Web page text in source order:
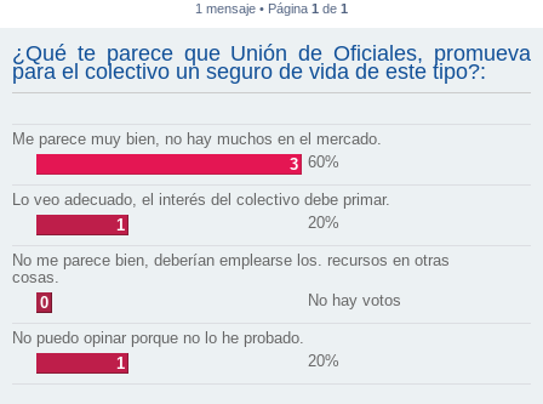
1 mensaje • Página 1 de 1
¿Qué te parece que Unión de Oficiales, promueva
para el colectivo un seguro de vida de este tipo?:
Me parece muy bien, no hay muchos en el mercado.
3 60%
Lo veo adecuado, el interés del colectivo debe primar.
1
20%
No me parece bien, deberían emplearse los. recursos en otras
cosas.
0
No hay votos
No puedo opinar porque no lo he probado.
1
20%